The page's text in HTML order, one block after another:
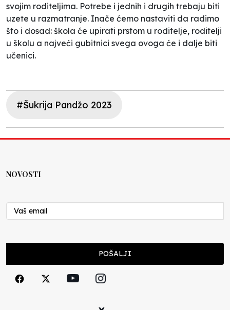
svojim roditeljima. Potrebe i jednih i drugih trebaju biti
uzete u razmatranje. Inače ćemo nastaviti da radimo
što i dosad: škola će upirati prstom u roditelje, roditelji
u školu a najveći gubitnici svega ovoga će i dalje biti
učenici.
#Šukrija Pandžo 2023
NOVOSTI
POŠALJI